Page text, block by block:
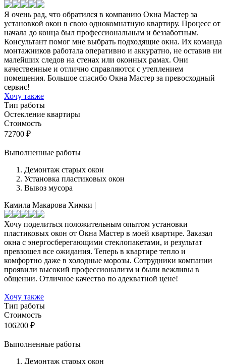
Я очень рад, что обратился в компанию Окна Мастер за
установкой окон в свою однокомнатную квартиру. Процесс от
начала до конца был профессиональным и беззаботным.
Консультант помог мне выбрать подходящие окна. Их команда
монтажников работала оперативно и аккуратно, не оставив ни
малейших следов на стенах или оконных рамах. Они
качественные и отлично справляются с утеплением
помещения. Большое спасибо Окна Мастер за превосходный
сервис!
Хочу также
Тип работы
Остекление квартиры
Стоимость
72700 ₽
Выполненные работы
Демонтаж старых окон
Установка пластиковых окон
Вывоз мусора
Камила Макарова Химки |
Хочу поделиться положительным опытом установки
пластиковых окон от Окна Мастер в моей квартире. Заказал
окна с энергосберегающими стеклопакетами, и результат
превзошел все ожидания. Теперь в квартире тепло и
комфортно даже в холодные морозы. Сотрудники компании
проявили высокий профессионализм и были вежливы в
общении. Отличное качество по адекватной цене!
Хочу также
Тип работы
Стоимость
106200 ₽
Выполненные работы
Демонтаж старых окон